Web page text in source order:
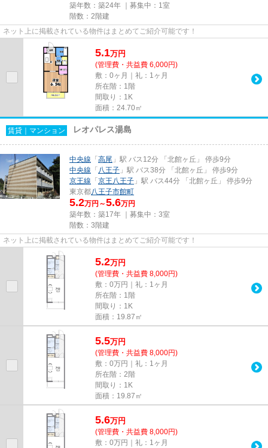
築年数：築24年 ｜募集中： 1室
階数：2階建
ネット上に掲載されている物件はまとめてご紹介可能です！
5.1万円
(管理費・共益費 6,000円)
敷：0ヶ月｜礼：1ヶ月
所在階：1階
間取り：1K
面積：24.70㎡
賃貸｜マンション レオパレス湯島
中央線 「高尾 」駅 バス12分 「北館ヶ丘」 停歩9分
中央線 「 八王子 」駅 バス38分 「北館ヶ丘」 停歩9分
京王線 「京王八王子 」駅 バス44分 「北館ヶ丘」 停歩9分
東京都八王子市館町
5.2万円～5.6万円
築年数：築17年 ｜募集中： 3室
階数：3階建
ネット上に掲載されている物件はまとめてご紹介可能です！
5.2万円
(管理費・共益費 8,000円)
敷：0万円｜礼：1ヶ月
所在階：1階
間取り：1K
面積：19.87㎡
5.5万円
(管理費・共益費 8,000円)
敷：0万円｜礼：1ヶ月
所在階：2階
間取り：1K
面積：19.87㎡
5.6万円
(管理費・共益費 8,000円)
敷：0万円｜礼：1ヶ月